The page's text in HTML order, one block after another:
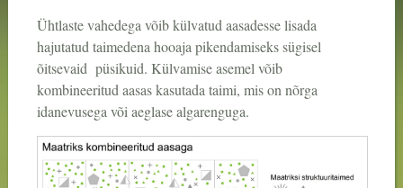
Ühtlaste vahedega võib külvatud aasadesse lisada
hajutatud taimedena hooaja pikendamiseks sügisel
õitsevaid püsikuid. Külvamise asemel võib
kombineeritud aasas kasutada taimi, mis on nõrga
idanevusega või aeglase algarenguga.